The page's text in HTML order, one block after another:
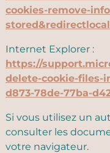
cookies-remove-
Internet Explorer :
https://
delete-cookie-files-
d873-78de-77ba-
Si vous utilisez un
consulter les
votre navigateur.